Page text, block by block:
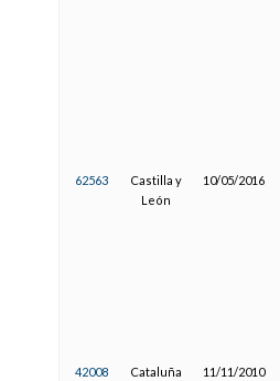
62563
Castilla y
León
10/05/2016
42008 Cataluña 11/11/2010